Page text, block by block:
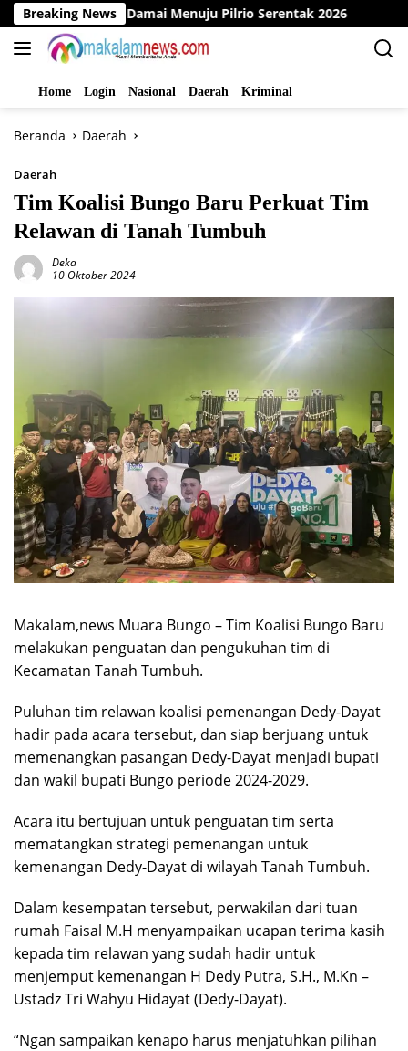
Langsung
ke
konten
Breaking News
Damai Menuju Pilrio Serentak 2026 Dinas
Home Login Nasional Daerah Kriminal
Beranda Daerah
Daerah
Tim Koalisi Bungo Baru Perkuat Tim
Relawan di Tanah Tumbuh
Deka
10 Oktober 2024
Makalam,news Muara Bungo – Tim Koalisi Bungo Baru
melakukan penguatan dan pengukuhan tim di
Kecamatan Tanah Tumbuh.
Puluhan tim relawan koalisi pemenangan Dedy-Dayat
hadir pada acara tersebut, dan siap berjuang untuk
memenangkan pasangan Dedy-Dayat menjadi bupati
dan wakil bupati Bungo periode 2024-2029.
Acara itu bertujuan untuk penguatan tim serta
mematangkan strategi pemenangan untuk
kemenangan Dedy-Dayat di wilayah Tanah Tumbuh.
Dalam kesempatan tersebut, perwakilan dari tuan
rumah Faisal M.H menyampaikan ucapan terima kasih
kepada tim relawan yang sudah hadir untuk
menjemput kemenangan H Dedy Putra, S.H., M.Kn –
Ustadz Tri Wahyu Hidayat (Dedy-Dayat).
“Ngan sampaikan kenapo harus menjatuhkan pilihan